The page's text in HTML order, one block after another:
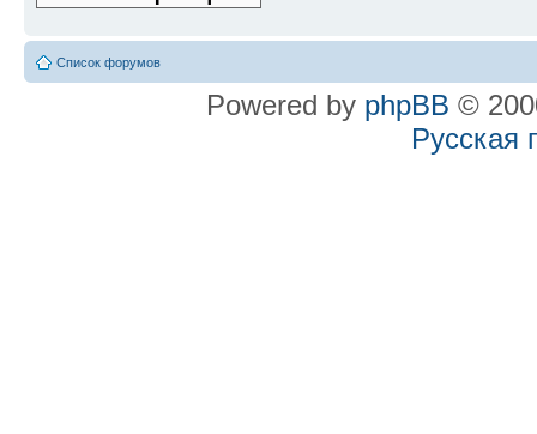
Список форумов
Powered by phpBB ©
Русская